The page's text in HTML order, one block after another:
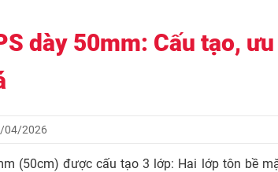
dày 50mm: Cấu tạo,
04/2026
(50cm) được cấu tạo 3 lớp: Hai lớp tôn bề